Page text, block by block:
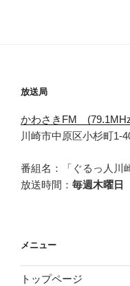
放送局
かわさきFM
川崎市中原区小杉町1-
番組名：「ぐるっ人川
放送時間： 毎週木曜日
メニュー
トップページ